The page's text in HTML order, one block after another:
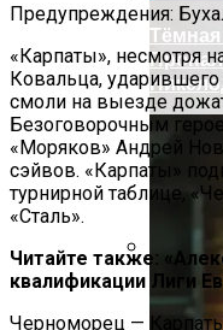
От
Предупреждения:
«Карпаты», несмотря
Ковальца, ударившего
смоли на выезде
Безоговорочным
«Моряков» Андрей
сэйвов. «Карпаты»
турнирной таблице,
«Сталь».
Читайте также:
квалификации Лиги
Черноморец —